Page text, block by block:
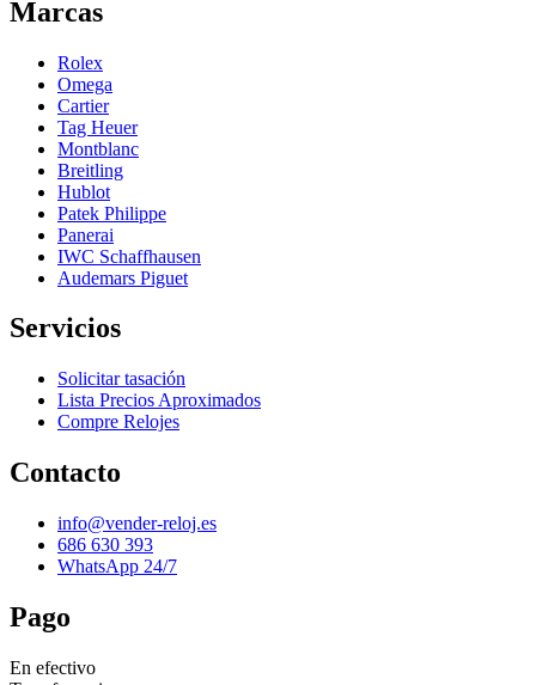
Marcas
Rolex
Omega
Cartier
Tag Heuer
Montblanc
Breitling
Hublot
Patek Philippe
Panerai
IWC Schaffhausen
Audemars Piguet
Servicios
Solicitar tasación
Lista Precios Aproximados
Compre Relojes
Contacto
info@vender-reloj.es
686 630 393
WhatsApp 24/7
Pago
En efectivo